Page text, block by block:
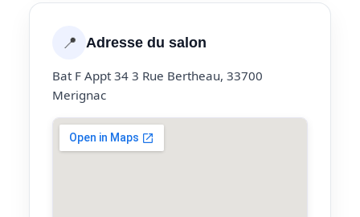
📍 Adresse du salon
Bat F Appt 34 3 Rue Bertheau, 33700
Merignac